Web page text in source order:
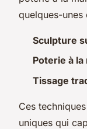
quelques-
Sculpture
Poterie à la
Tissage
Ces
uniques qui